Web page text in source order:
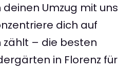
Umzug mit uns
dich auf
zählt – die besten
in Florenz für